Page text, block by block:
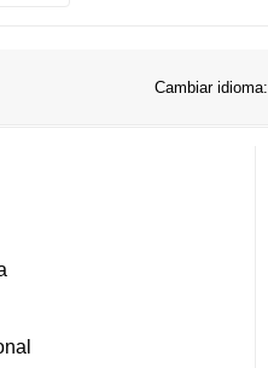
Cambiar idioma: